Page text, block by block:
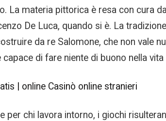
La materia pittorica è resa con cura
De Luca, quando si è. La
da re Salomone, che non vale
di fare niente di buono nella
| online Casinò online stranieri
per chi lavora intorno, i giochi